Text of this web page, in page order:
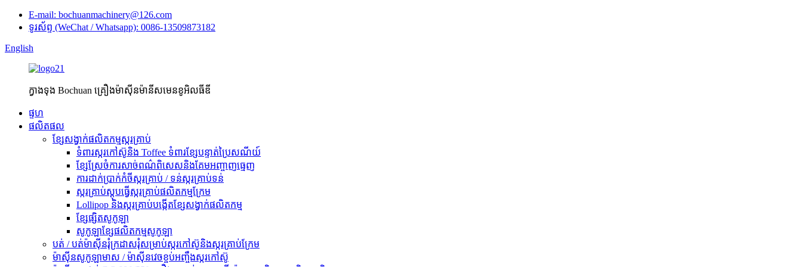
E-mail: bochuanmachinery@126.com
ទូរស័ព្ទ (WeChat / Whatsapp): 0086-13509873182
English
ក្វាងទុង Bochuan គ្រឿងម៉ាស៊ីនម៉ានីសមេនខូអិលធីឌី
ផ្ទហ
ផលិតផល
ខ្សែសង្វាក់ផលិតកម្មស្ករគ្រាប់
ទំពារស្ករកៅស៊ូនិង Toffee ទំពារខ្សែបន្ទាត់ប្រៃសណីយ៍
ខ្សែស្រែចំការសាច់ពណ៌ពិសេសនិងគែមអញ្ចាញធ្មេញ
ការដាក់ប្រាក់កំចីស្ករគ្រាប់ / ទន់ស្ករគ្រាប់ទន់
ស្ករគ្រាប់ស្តុបធ្វើស្ករគ្រាប់ផលិតកម្មក្រែម
Lollipop និងស្ករគ្រាប់បង្កើតខ្សែសង្វាក់ផលិតកម្ម
ខ្សែផ្សិតសូកូឡា
សូកូឡាខ្សែផលិតកម្មសូកូឡា
បត់ / បត់ម៉ាស៊ីនរុំក្រដាសរុំសម្រាប់ស្ករកៅស៊ូនិងស្ករគ្រាប់ក្រែម
ម៉ាស៊ីនសូកូឡាមាស / ម៉ាស៊ីនវេចខ្ចប់អញ្ចឹងស្ករកៅស៊ូ